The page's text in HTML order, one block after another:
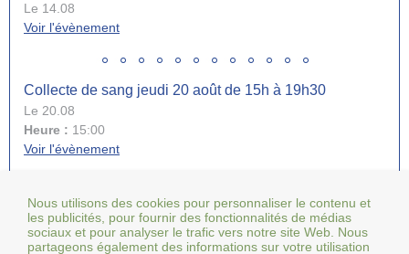
Le 14.08
Voir l'évènement
Collecte de sang jeudi 20 août de 15h à 19h30
Le 20.08
Heure : 15:00
Voir l'évènement
Fête votive de la Saint-Symphorien du 21 au 24 août
Le 21.08
Nous utilisons des cookies pour personnaliser le contenu et
les publicités, pour fournir des fonctionnalités de médias
sociaux et pour analyser le trafic vers notre site Web. Nous
partageons également des informations sur votre utilisation